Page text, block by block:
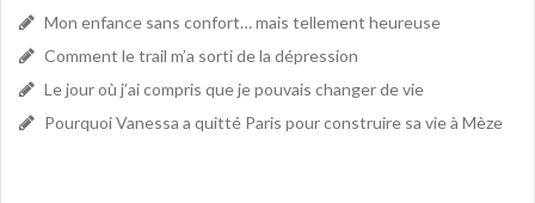
Mon enfance sans confort… mais tellement heureuse
Comment le trail m’a sorti de la dépression
Le jour où j’ai compris que je pouvais changer de vie
Pourquoi Vanessa a quitté Paris pour construire sa vie à Mèze